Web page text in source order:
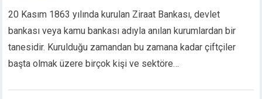
panel
panel
panel
panel
panel
20 Kasım 1863 yılında kurulan Ziraat Bankası, devlet
bankası veya kamu bankası adıyla anılan kurumlardan bir
tanesidir. Kurulduğu zamandan bu zamana kadar çiftçiler
başta olmak üzere birçok kişi ve sektöre…